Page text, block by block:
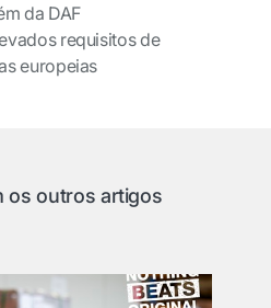
da DAF
requisitos de
europeias
os outros artigos